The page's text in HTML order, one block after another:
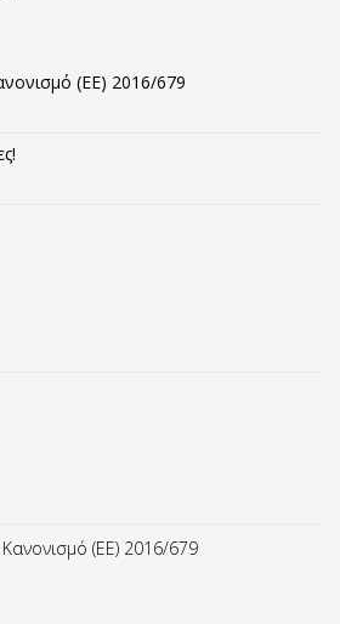
(ΕΕ) 2016/679
(ΕΕ) 2016/679